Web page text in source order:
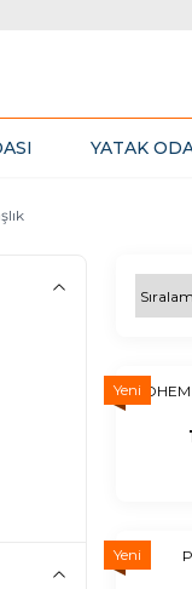
YATAK
Yeni
Yeni